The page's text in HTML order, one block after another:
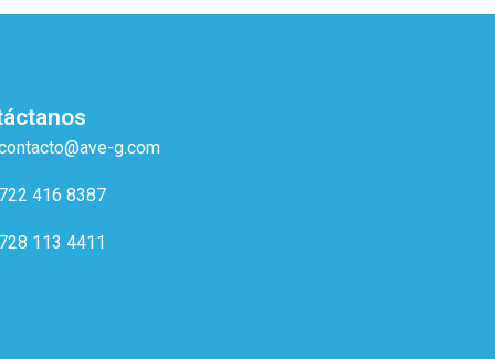
g.com
722 416 8387
728 113 4411